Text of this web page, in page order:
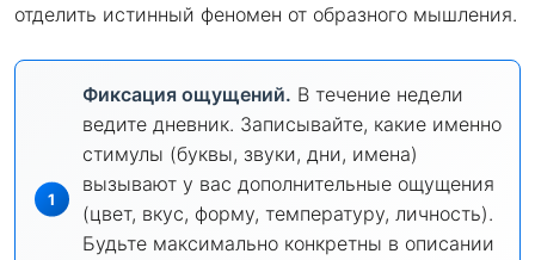
отделить истинный феномен от образного мышления.
Фиксация ощущений. В течение недели
ведите дневник. Записывайте, какие именно
стимулы (буквы, звуки, дни, имена)
вызывают у вас дополнительные ощущения
(цвет, вкус, форму, температуру, личность).
Будьте максимально конкретны в описании